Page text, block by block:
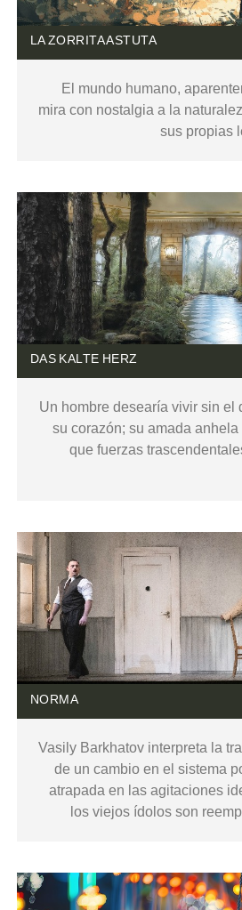
LA ZORRITA ASTUTA
El mundo humano,
mira con nostalgia a la
sus propias
DAS KALTE HERZ
Un hombre desearía vivir sin el
su corazón; su amada
que fuerzas
NORMA
Vasily Barkhatov interpreta la
de un cambio en el sistema
atrapada en las agitaciones
los viejos ídolos son